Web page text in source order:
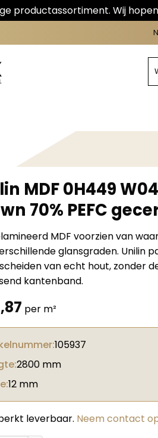
productassortiment. Wij
MDF 0H449
70% PEFC
MDF voorzien van
glansgraden. Unilin
van echt hout, zonder
kantenband.
per m²
105937
2800 mm
12 mm
leverbaar. Neem contact